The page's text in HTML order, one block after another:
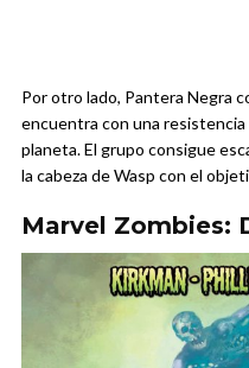
Por otro lado, Pantera Negra
encuentra con una
planeta. El grupo consigue
la cabeza de Wasp con el
Marvel Zombies: